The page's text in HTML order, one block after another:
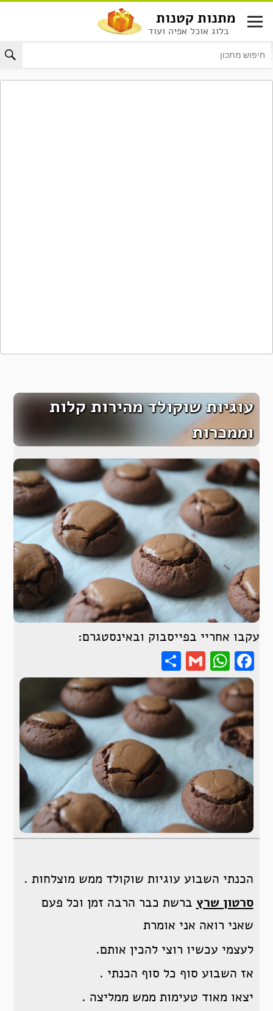
לתוכן
מתנות קטנות
בלוג אוכל אפיה ועוד
עוגיות שוקולד מהירות קלות
וממכרות
עקבו אחריי בפייסבוק ובאינסטגרם:
Facebook
WhatsApp
Gmail
הכנתי השבוע עוגיות שוקולד ממש מוצלחות .
סרטון שרץ ברשת כבר הרבה זמן וכל פעם
שאני רואה אני אומרת
לעצמי עכשיו רוצי להכין אותם.
אז השבוע סוף כל סוף הכנתי .
יצאו מאוד טעימות ממש ממליצה .